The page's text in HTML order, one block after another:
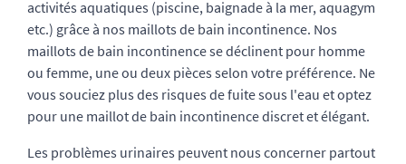
activités aquatiques (piscine, baignade à la mer, aquagym
etc.) grâce à nos maillots de bain incontinence. Nos
maillots de bain incontinence se déclinent pour homme
ou femme, une ou deux pièces selon votre préférence. Ne
vous souciez plus des risques de fuite sous l'eau et optez
pour une maillot de bain incontinence discret et élégant.
Les problèmes urinaires peuvent nous concerner partout